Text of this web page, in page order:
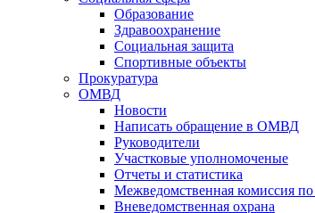
Образование
Здравоохранение
Социальная защита
Спортивные объекты
Прокуратура
ОМВД
Новости
Написать обращение в ОМВД
Руководители
Участковые уполномоченые
Отчеты и статистика
Межведомственная комиссия
Вневедомственная охрана